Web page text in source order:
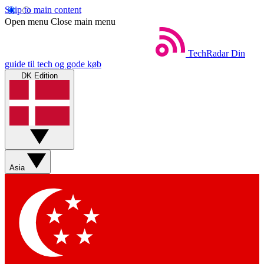
Skip to main content
Open menu Close main menu
TechRadar Din
guide til tech og gode køb
DK Edition
Asia